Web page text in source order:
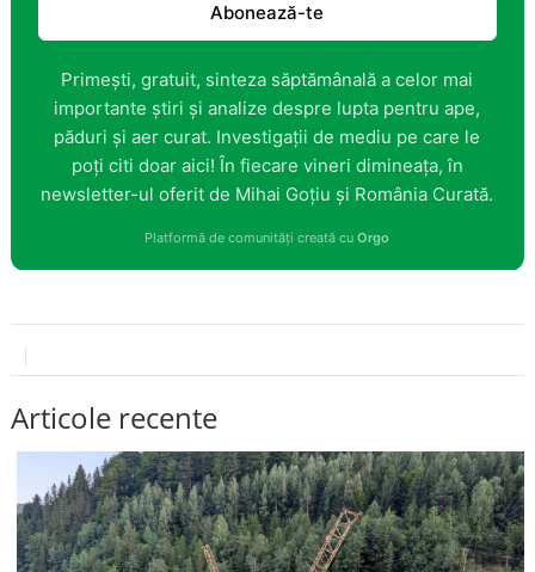
Abonează-te
Primești, gratuit, sinteza săptămânală a celor mai
importante știri și analize despre lupta pentru ape,
păduri și aer curat. Investigații de mediu pe care le
poți citi doar aici! În fiecare vineri dimineața, în
newsletter-ul oferit de Mihai Goțiu și România Curată.
Platformă de comunități creată cuOrgo
Articole recente